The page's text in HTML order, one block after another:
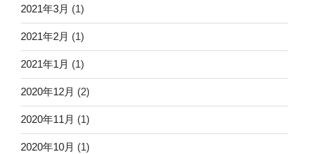
2021年3月 (1)
2021年2月 (1)
2021年1月 (1)
2020年12月 (2)
2020年11月 (1)
2020年10月 (1)